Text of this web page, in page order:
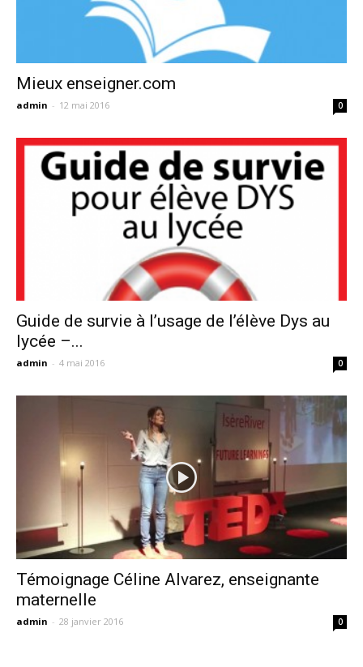
Mieux enseigner.com
admin - 12 mai 2016 0
Guide de survie à l’usage de l’élève Dys au
lycée –...
admin - 4 mai 2016 0
Témoignage Céline Alvarez, enseignante
maternelle
admin - 28 janvier 2016 0